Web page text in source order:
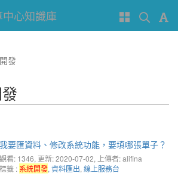
心知識庫
發
我要匯資料、修改系統功能，要填哪張單子？
觀看: 1346, 更新: 2020-07-02, 上傳者: alifina
標籤 : 系統開發, 資料匯出, 線上服務台